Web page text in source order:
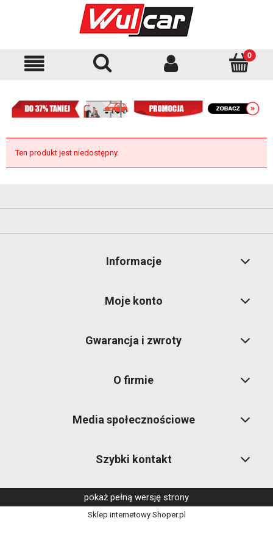
Ten produkt jest niedostępny.
Informacje
Moje konto
Gwarancja i zwroty
O firmie
Media społecznościowe
Szybki kontakt
pokaż pełną wersję strony
Sklep internetowy Shoper.pl